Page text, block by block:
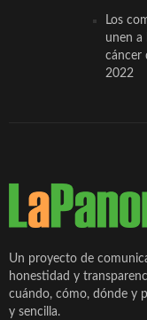
Los
unen a
cáncer
2022
Un proyecto de
honestidad y
cuándo, cómo, dónde y
y sencilla.